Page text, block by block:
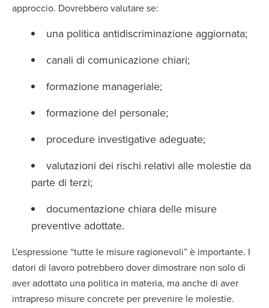
approccio. Dovrebbero valutare se:
una politica antidiscriminazione aggiornata;
canali di comunicazione chiari;
formazione manageriale;
formazione del personale;
procedure investigative adeguate;
valutazioni dei rischi relativi alle molestie da
parte di terzi;
documentazione chiara delle misure
preventive adottate.
L'espressione “tutte le misure ragionevoli” è importante. I
datori di lavoro potrebbero dover dimostrare non solo di
aver adottato una politica in materia, ma anche di aver
intrapreso misure concrete per prevenire le molestie.